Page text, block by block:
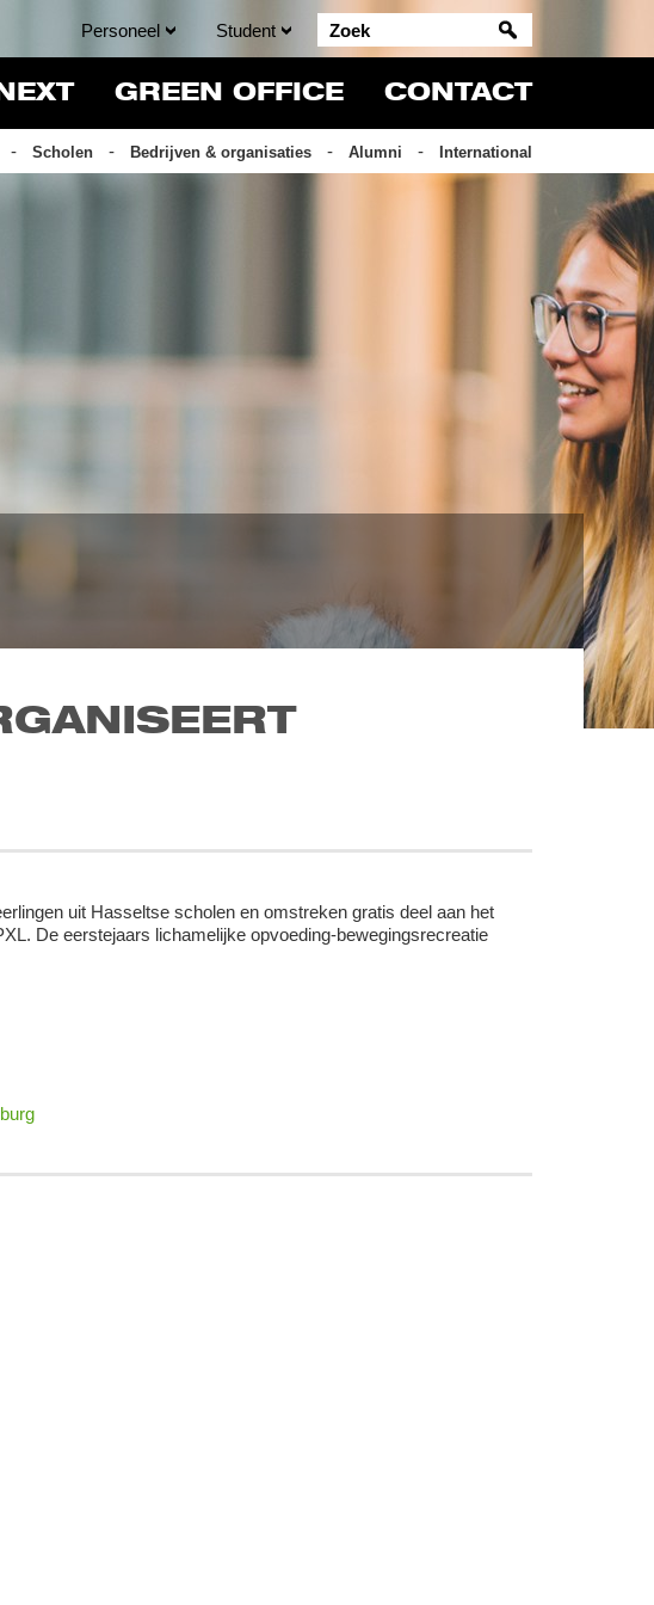
Personeel Student
GREEN OFFICE CONTACT
Scholen Bedrijven & organisaties Alumni International
uit Hasseltse scholen en omstreken gratis deel aan het
De eerstejaars lichamelijke opvoeding-bewegingsrecreatie